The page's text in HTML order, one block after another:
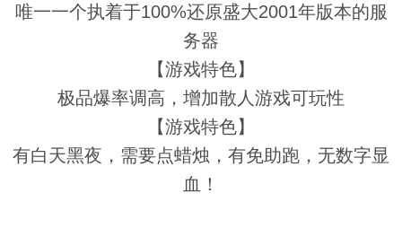
唯一一个执着于100%还原盛大2001年版本的服
务器
【游戏特色】
极品爆率调高，增加散人游戏可玩性
【游戏特色】
有白天黑夜，需要点蜡烛，有免助跑，无数字显
血！